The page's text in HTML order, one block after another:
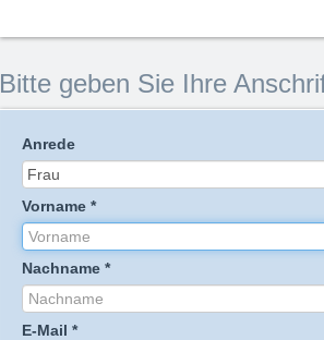
Bitte geben Sie Ihre
Anrede
Vorname *
Nachname *
E-Mail *